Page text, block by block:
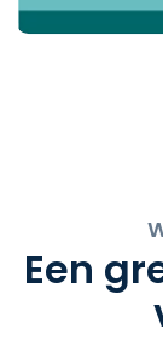
Een